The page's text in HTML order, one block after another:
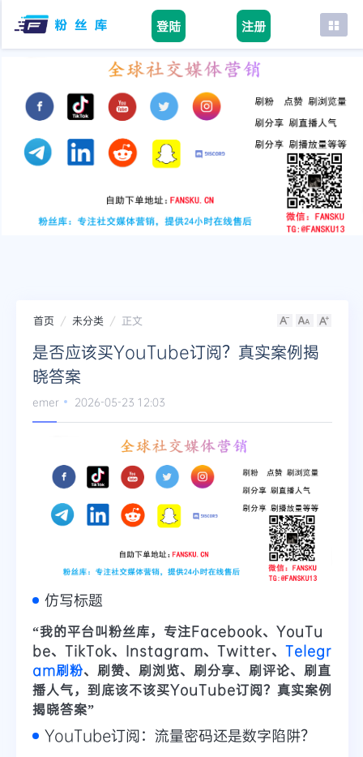
登陆 注册
首页
tiktok
youtube
instagram
首页 未分类 正文
是否应该买YouTube订阅？真实案例揭
晓答案
emer 2026-05-23 12:03
仿写标题
“我的平台叫粉丝库，专注Facebook、YouTu
be、TikTok、Instagram、Twitter、 Telegr
am刷粉、刷赞、刷浏览、刷分享、刷评论、刷直
播人气，到底该不该买YouTube订阅？真实案例
揭晓答案”
YouTube订阅：流量密码还是数字陷阱？